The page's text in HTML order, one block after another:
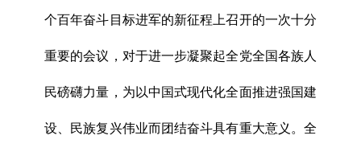
个百年奋斗目标进军的新征程上召开的一次十分
重要的会议，对于进一步凝聚起全党全国各族人
民磅礴力量，为以中国式现代化全面推进强国建
设、民族复兴伟业而团结奋斗具有重大意义。全